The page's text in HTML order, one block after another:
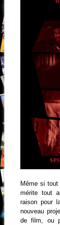
Même si tout
mérite tout
raison pour
nouveau
de film, ou